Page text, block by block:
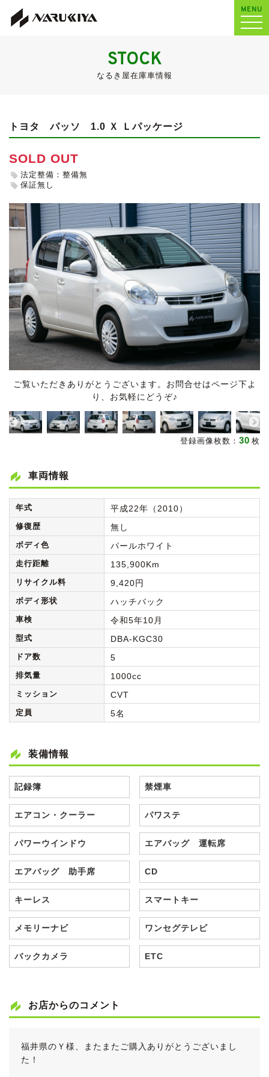
MENU
STOCK
なるき屋在庫車情報
トヨタ パッソ 1.0 Ｘ Ｌパッケージ
SOLD OUT
法定整備：整備無
保証無し
ご覧いただきありがとうございます。お問合せはページ下よ
り、お気軽にどうぞ♪
登録画像枚数： 30 枚
車両情報
年式 平成22年（2010）
修復歴 無し
ボディ色 パールホワイト
走行距離 135,900Km
リサイクル料 9,420円
ボディ形状 ハッチバック
車検 令和5年10月
型式 DBA-KGC30
ドア数 5
排気量 1000cc
ミッション CVT
定員 5名
装備情報
記録簿 禁煙車
エアコン・クーラー パワステ
パワーウインドウ エアバッグ 運転席
エアバッグ 助手席 CD
キーレス スマートキー
メモリーナビ ワンセグテレビ
バックカメラ ETC
お店からのコメント
福井県のＹ様、またまたご購入ありがとうございまし
た！